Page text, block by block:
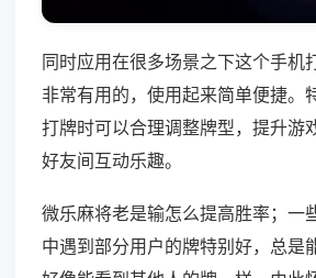
同时应用在很多场景之下这个手机
非常有用的，使用起来简单便捷。
打牌时可以合理调整牌型，提升游
好友间互动乐趣。
微乐麻将老是输怎么提高胜率；一
中遇到部分用户的牌特别好，总是